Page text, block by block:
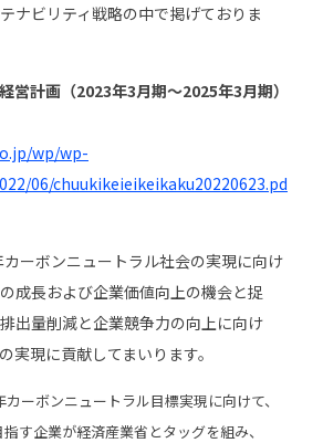
ナビリティ戦略の中で掲げておりま
営計画（2023年3月期～2025年3月期）
wp/wp-
06/chuukikeieikeikaku20220623.pd
ーボンニュートラル社会の実現に向け
成長および企業価値向上の機会と捉
出量削減と企業競争力の向上に向け
実現に貢献してまいります。
ーボンニュートラル目標実現に向けて、
す企業が経済産業省とタッグを組み、